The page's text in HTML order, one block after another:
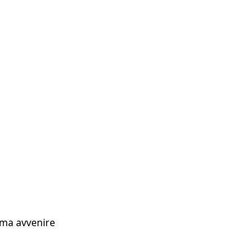
avvenire